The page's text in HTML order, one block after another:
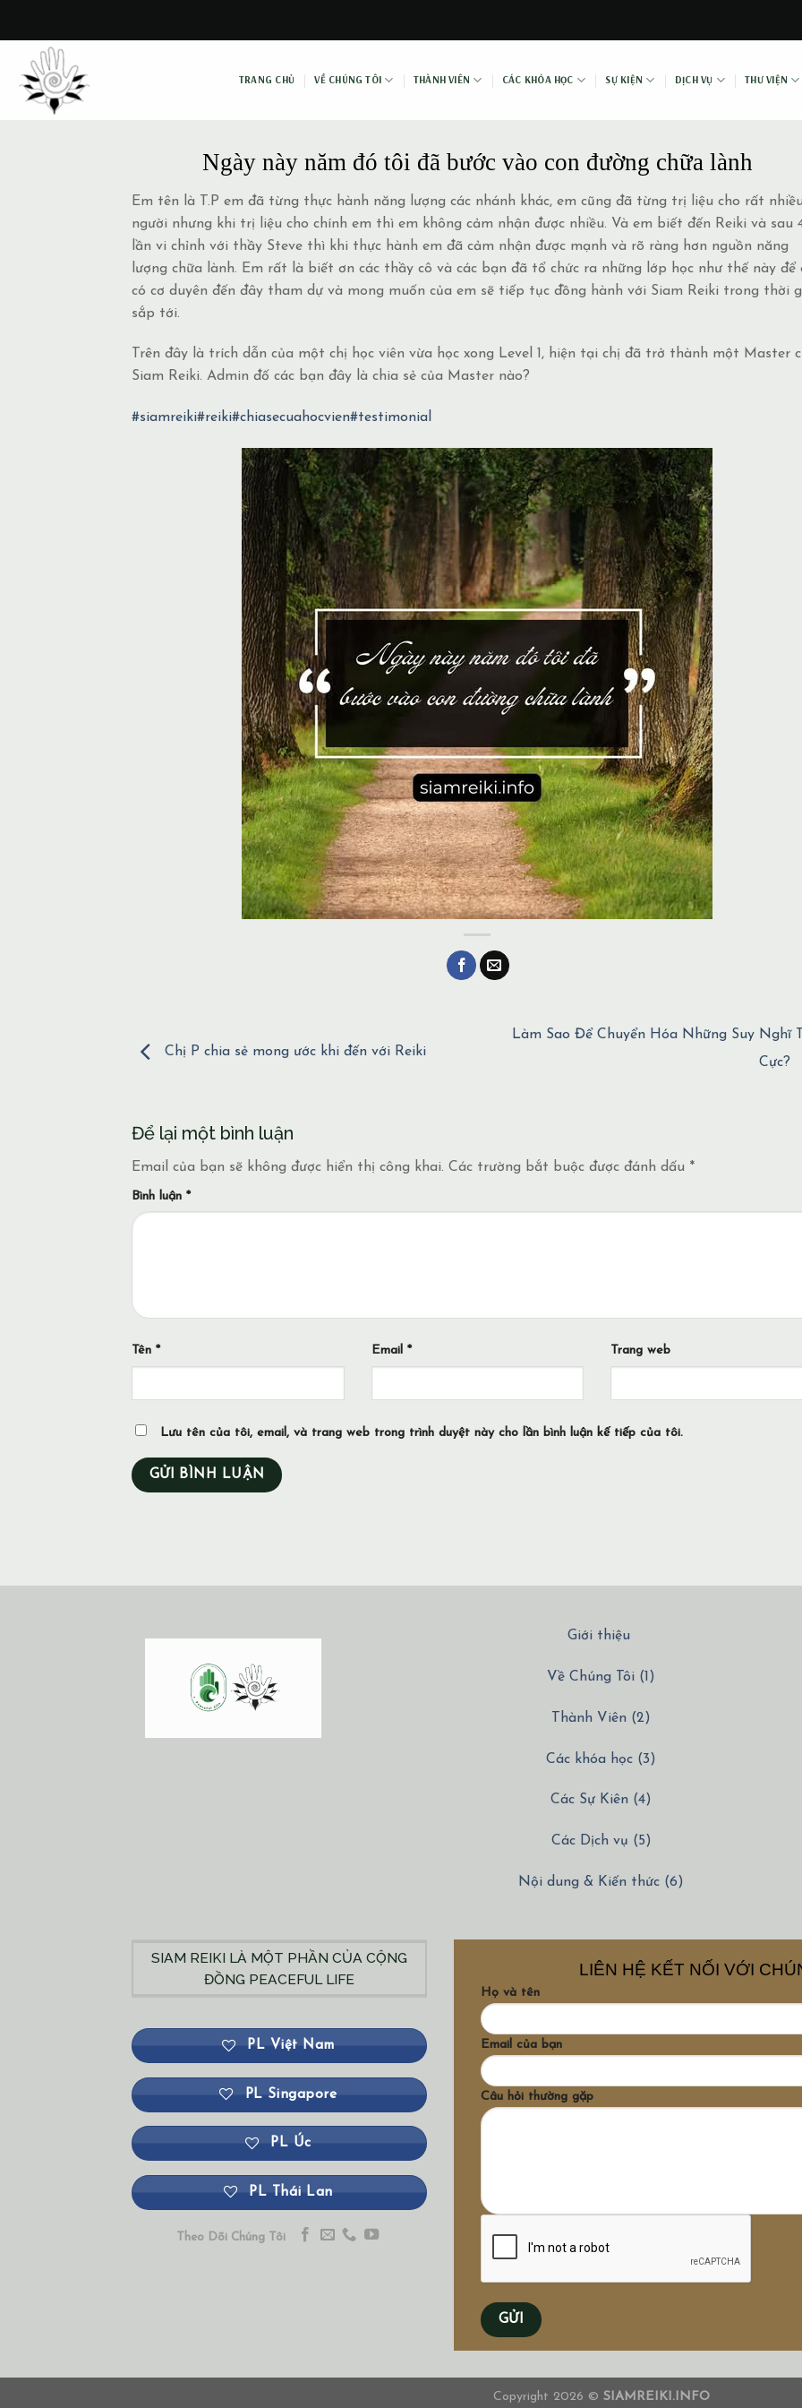
content
TRANG CHỦ VỀ CHÚNG TÔI THÀNH VIÊN CÁC KHÓA HỌC SỰ KIỆN DỊCH VỤ THƯ VIỆN
Ngày này năm đó tôi đã bước vào con đường chữa lành
Em tên là T.P em đã từng thực hành năng lượng các nhánh khác, em cũng đã từng trị liệu cho rất
người nhưng khi trị liệu cho chính em thì em không cảm nhận được nhiều. Và em biết đến Reiki và sau
lần vi chỉnh với thầy Steve thì khi thực hành em đã cảm nhận được mạnh và rõ ràng hơn nguồn năng
lượng chữa lành. Em rất là biết ơn các thầy cô và các bạn đã tổ chức ra những lớp học như thế này để
có cơ duyên đến đây tham dự và mong muốn của em sẽ tiếp tục đồng hành với Siam Reiki trong thời
sắp tới.
Trên đây là trích dẫn của một chị học viên vừa học xong Level 1, hiện tại chị đã trở thành một Master
Siam Reiki. Admin đố các bạn đây là chia sẻ của Master nào?
#siamreiki#reiki#chiasecuahocvien#testimonial
Chị P chia sẻ mong ước khi đến với Reiki
Làm Sao Để Chuyển Hóa Những Suy Nghĩ
Cực?
Để lại một bình luận
Email của bạn sẽ không được hiển thị công khai. Các trường bắt buộc được đánh dấu *
Bình luận *
Tên * Email * Trang web
Lưu tên của tôi, email, và trang web trong trình duyệt này cho lần bình luận kế tiếp của tôi.
Giới thiệu
Về Chúng Tôi (1)
Thành Viên (2)
Các khóa học (3)
Các Sự Kiên (4)
Các Dịch vụ (5)
Nội dung & Kiến thức (6)
SIAM REIKI LÀ MỘT PHẦN CỦA CỘNG
ĐỒNG PEACEFUL LIFE
PL Việt Nam
PL Singapore
PL Úc
PL Thái Lan
Theo Dõi Chúng Tôi
LIÊN HỆ KẾT NỐI VỚI
Họ và tên
Email của bạn
Câu hỏi thường gặp
Copyright 2026 © SIAMREIKI.INFO